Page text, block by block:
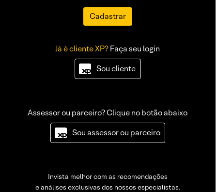
Cadastrar
Já é cliente XP?Faça seu login
Sou cliente
Assessor ou parceiro? Clique no botão abaixo
Sou assessor ou parceiro
Invista melhor com as recomendações
e análises exclusivas dos nossos especialistas.